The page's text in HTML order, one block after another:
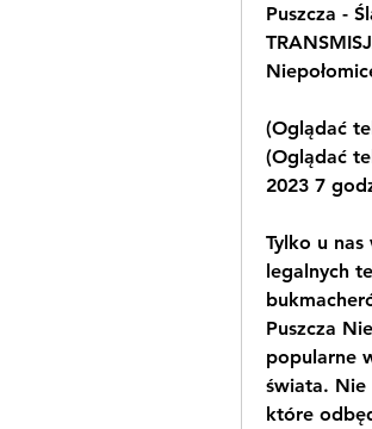
Puszcza -
(Oglądać
(Oglądać
2023 7
Tylko u
legalnych
Puszcza
popularne
świata. Nie
które